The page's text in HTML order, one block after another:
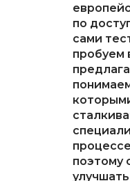
по
сами
пробуем
поэтому